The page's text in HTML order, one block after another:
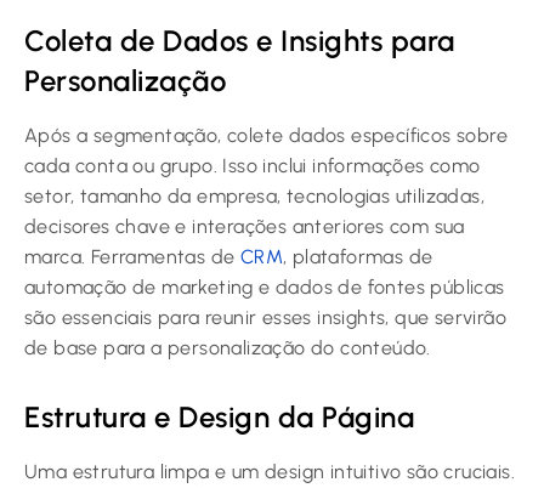
Coleta de Dados e Insights para
Personalização
Após a segmentação, colete dados específicos sobre
cada conta ou grupo. Isso inclui informações como
setor, tamanho da empresa, tecnologias utilizadas,
decisores chave e interações anteriores com sua
marca. Ferramentas de CRM, plataformas de
automação de marketing e dados de fontes públicas
são essenciais para reunir esses insights, que servirão
de base para a personalização do conteúdo.
Estrutura e Design da Página
Uma estrutura limpa e um design intuitivo são cruciais.